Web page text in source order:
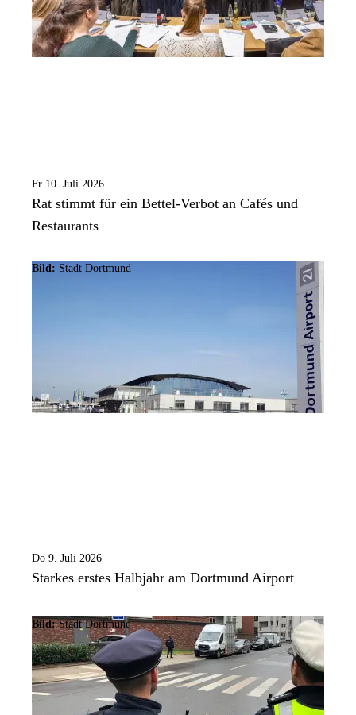
Fr 10. Juli 2026
Rat stimmt für ein Bettel-Verbot an Cafés und
Restaurants
Bild: Stadt Dortmund
Do 9. Juli 2026
Starkes erstes Halbjahr am Dortmund Airport
Bild:Stadt Dortmund